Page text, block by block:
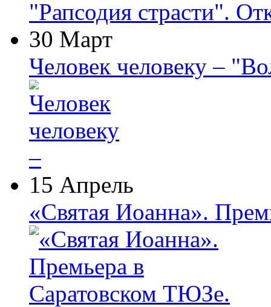
"Рапсодия страсти".
30 Март
Человек человеку –
15 Апрель
«Святая Иоанна».